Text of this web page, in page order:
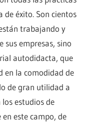
de éxito. Son cientos
trabajando y
sus empresas, sino
autodidacta, que
en la comodidad de
de gran utilidad a
estudios de
este campo, de